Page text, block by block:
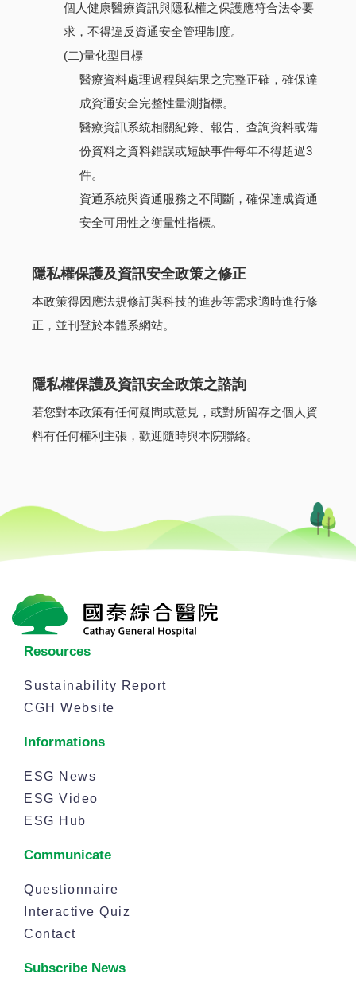
個人健康醫療資訊與隱私權之保護應符合法令要
求，不得違反資通安全管理制度。
(二)量化型目標
醫療資料處理過程與結果之完整正確，確保達
成資通安全完整性量測指標。
醫療資訊系統相關紀錄、報告、查詢資料或備
份資料之資料錯誤或短缺事件每年不得超過3
件。
資通系統與資通服務之不間斷，確保達成資通
安全可用性之衡量性指標。
隱私權保護及資訊安全政策之修正
本政策得因應法規修訂與科技的進步等需求適時進行修
正，並刊登於本體系網站。
隱私權保護及資訊安全政策之諮詢
若您對本政策有任何疑問或意見，或對所留存之個人資
料有任何權利主張，歡迎隨時與本院聯絡。
Resources
Sustainability Report
CGH Website
Informations
ESG News
ESG Video
ESG Hub
Communicate
Questionnaire
Interactive Quiz
Contact
Subscribe News